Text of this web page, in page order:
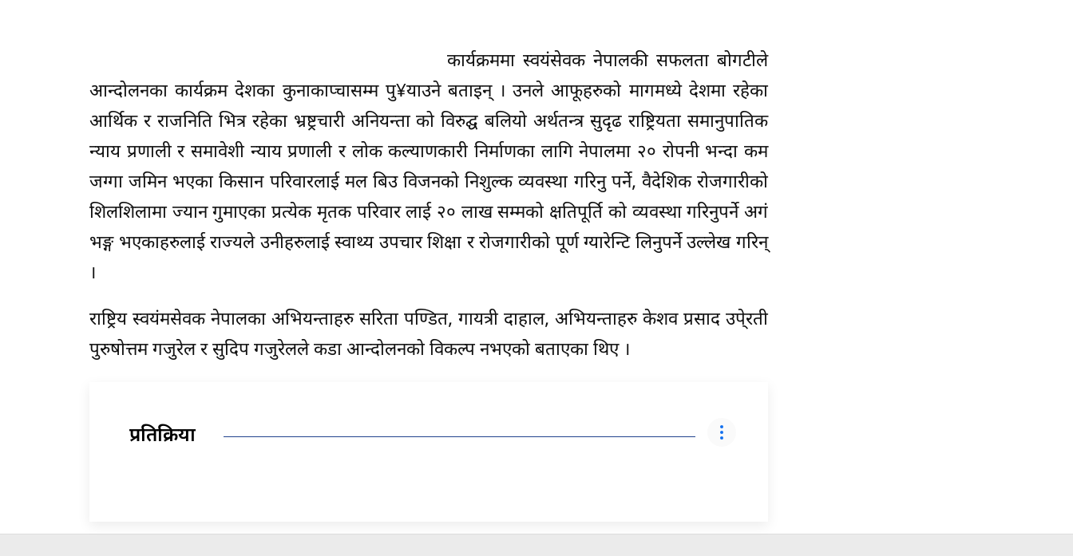
कार्यक्रममा स्वयंसेवक नेपालकी सफलता बोगटीले
आन्दोलनका कार्यक्रम देशका कुनाकाप्चासम्म पु¥याउने बताइन् । उनले आफूहरुको मागमध्ये देशमा रहेका
आर्थिक र राजनिति भित्र रहेका भ्रष्ट्रचारी अनियन्ता को विरुद्घ बलियो अर्थतन्त्र सुदृढ राष्ट्रियता समानुपातिक
न्याय प्रणाली र समावेशी न्याय प्रणाली र लोक कल्याणकारी निर्माणका लागि नेपालमा २० रोपनी भन्दा कम
जग्गा जमिन भएका किसान परिवारलाई मल बिउ विजनको निशुल्क व्यवस्था गरिनु पर्ने, वैदेशिक रोजगारीको
शिलशिलामा ज्यान गुमाएका प्रत्येक मृतक परिवार लाई २० लाख सम्मको क्षतिपूर्ति को व्यवस्था गरिनुपर्ने अगं
भङ्ग भएकाहरुलाई राज्यले उनीहरुलाई स्वाथ्य उपचार शिक्षा र रोजगारीको पूर्ण ग्यारेन्टि लिनुपर्ने उल्लेख गरिन्
।
राष्ट्रिय स्वयंमसेवक नेपालका अभियन्ताहरु सरिता पण्डित, गायत्री दाहाल, अभियन्ताहरु केशव प्रसाद उपे्रती
पुरुषोत्तम गजुरेल र सुदिप गजुरेलले कडा आन्दोलनको विकल्प नभएको बताएका थिए ।
प्रतिक्रिया